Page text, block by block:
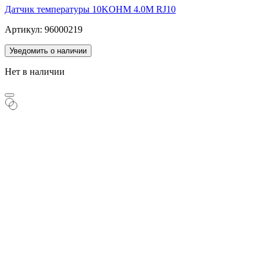
Датчик температуры 10KOHM 4.0M RJ10
Артикул: 96000219
Уведомить о наличии
Нет в наличии